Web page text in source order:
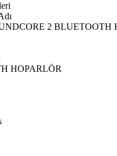
2 BLUETOOTH
HOPARLÖR